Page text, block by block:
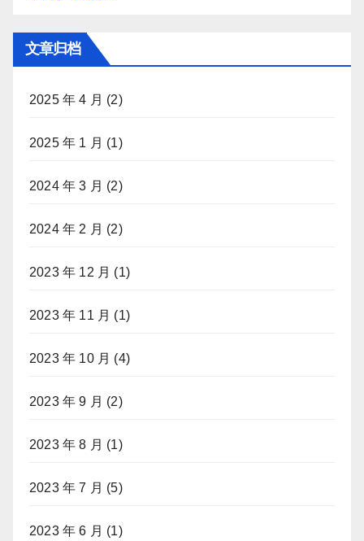
文章归档
2025 年 4 月 (2)
2025 年 1 月 (1)
2024 年 3 月 (2)
2024 年 2 月 (2)
2023 年 12 月 (1)
2023 年 11 月 (1)
2023 年 10 月 (4)
2023 年 9 月 (2)
2023 年 8 月 (1)
2023 年 7 月 (5)
2023 年 6 月 (1)